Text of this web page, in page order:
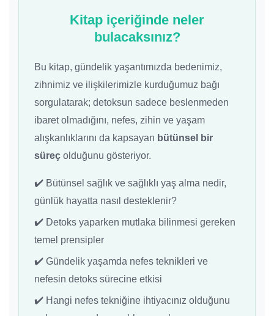
Kitap içeriğinde neler
bulacaksınız?
Bu kitap, gündelik yaşantımızda bedenimiz,
zihnimiz ve ilişkilerimizle kurduğumuz bağı
sorgulatarak; detoksun sadece beslenmeden
ibaret olmadığını, nefes, zihin ve yaşam
alışkanlıklarını da kapsayan bütünsel bir
süreç olduğunu gösteriyor.
✔️ Bütünsel sağlık ve sağlıklı yaş alma nedir,
günlük hayatta nasıl desteklenir?
✔️ Detoks yaparken mutlaka bilinmesi gereken
temel prensipler
✔️ Gündelik yaşamda nefes teknikleri ve
nefesin detoks sürecine etkisi
✔️ Hangi nefes tekniğine ihtiyacınız olduğunu